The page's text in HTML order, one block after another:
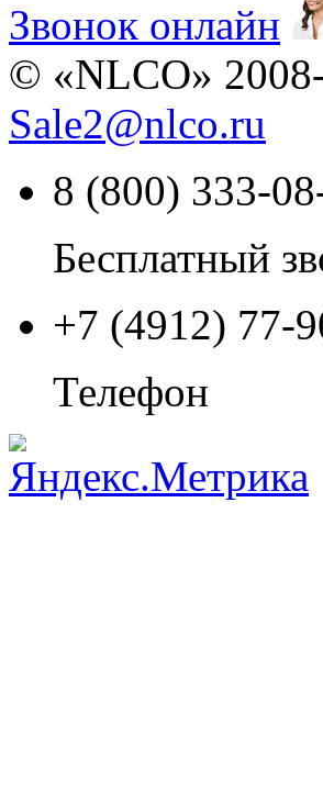
Звонок онлайн
© «NLCO»
Sale2@nlco.ru
8 (800) 333-
Бесплатный
+7 (4912) 77-
Телефон